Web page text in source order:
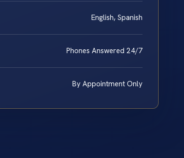
English, Spanish
Phones Answered 24/7
By Appointment Only